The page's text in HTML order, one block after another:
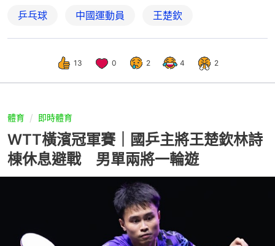
乒乓球 中國運動員 王楚欽
13 0 2 4 2
體育 即時體育
WTT橫濱冠軍賽｜國乒主將王楚欽林詩
棟休息避戰 男單兩將一輪遊